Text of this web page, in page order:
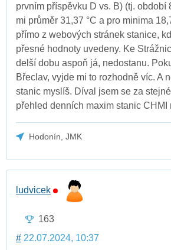
prvním příspěvku D vs. B) (tj. období
mi průměr 31,37 °C a pro minima
přímo z webových stránek stanice,
přesné hodnoty uvedeny. Ke
delší dobu aspoň já, nedostanu.
Břeclav, vyjde mi to rozhodně víc. A
stanic myslíš. Díval jsem se za
přehled denních maxim stanic CHMI
Hodonín, JMK
ludvicek
163
# 22.07.2024, 10:37